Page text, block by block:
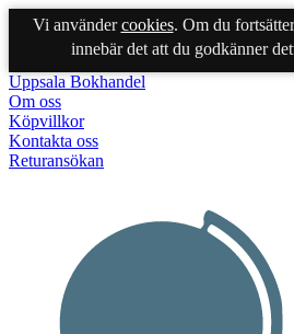
Vi användercookies. Om du
innebär det att du godkänner
Uppsala Bokhandel
Om oss
Köpvillkor
Kontakta oss
Returansökan